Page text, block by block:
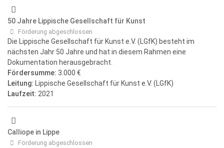
50 Jahre Lippische Gesellschaft für Kunst
Förderung abgeschlossen
Die Lippische Gesellschaft für Kunst e.V. (LGfK) besteht im
nächsten Jahr 50 Jahre und hat in diesem Rahmen eine
Dokumentation herausgebracht.
Fördersumme: 3.000 €
Leitung: Lippische Gesellschaft für Kunst e.V. (LGfK)
Laufzeit: 2021
Calliope in Lippe
Förderung abgeschlossen